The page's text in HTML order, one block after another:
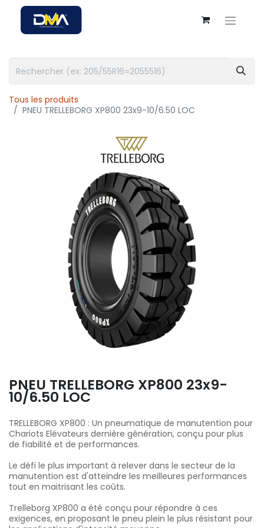
Tous les produits
PNEU TRELLEBORG XP800 23x9-10/6.50 LOC
PNEU TRELLEBORG XP800 23x9-
10/6.50 LOC
TRELLEBORG XP800 : Un pneumatique de manutention pour
Chariots Elévateurs dernière génération, conçu pour plus
de fiabilité et de performances.
Le défi le plus important à relever dans le secteur de la
manutention est d'atteindre les meilleures performances
tout en maitrisant les coûts.
Trelleborg XP800 a été conçu pour répondre à ces
exigences, en proposant le pneu plein le plus résistant pour